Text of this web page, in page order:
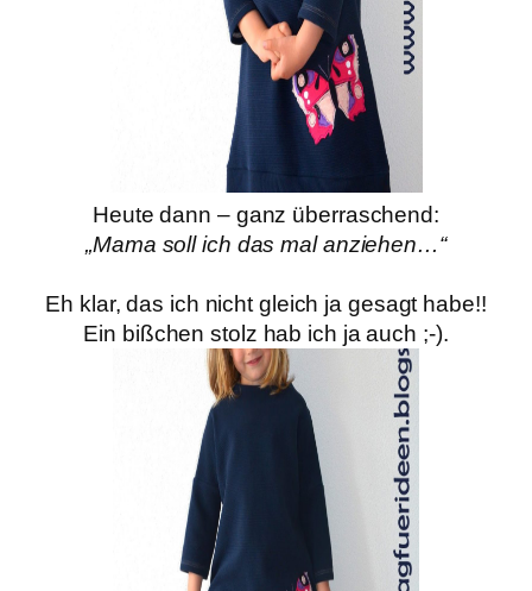
Heute dann – ganz überraschend:
„Mama soll ich das mal anziehen…“
Eh klar, das ich nicht gleich ja gesagt habe!!
Ein bißchen stolz hab ich ja auch ;-).